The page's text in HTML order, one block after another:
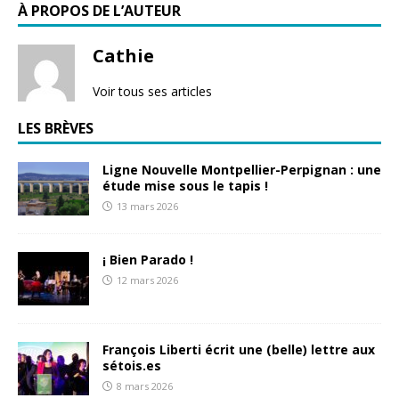
À PROPOS DE L’AUTEUR
Cathie
Voir tous ses articles
LES BRÈVES
Ligne Nouvelle Montpellier-Perpignan : une
étude mise sous le tapis !
13 mars 2026
¡ Bien Parado !
12 mars 2026
François Liberti écrit une (belle) lettre aux
sétois.es
8 mars 2026